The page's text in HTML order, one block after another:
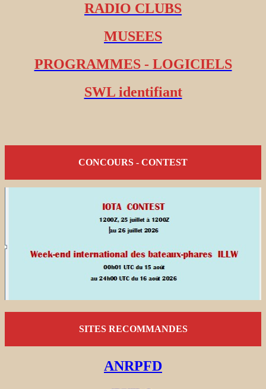
RADIO CLUBS
MUSEES
PROGRAMMES - LOGICIELS
SWL identifiant
CONCOURS - CONTEST
SITES RECOMMANDES
ANRPFD